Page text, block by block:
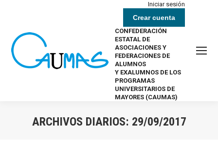
Iniciar sesión
Crear cuenta
CONFEDERACIÓN
ESTATAL DE
ASOCIACIONES Y
FEDERACIONES DE
ALUMNOS
Y EXALUMNOS DE LOS
PROGRAMAS
UNIVERSITARIOS DE
MAYORES (CAUMAS)
ARCHIVOS DIARIOS: 29/09/2017